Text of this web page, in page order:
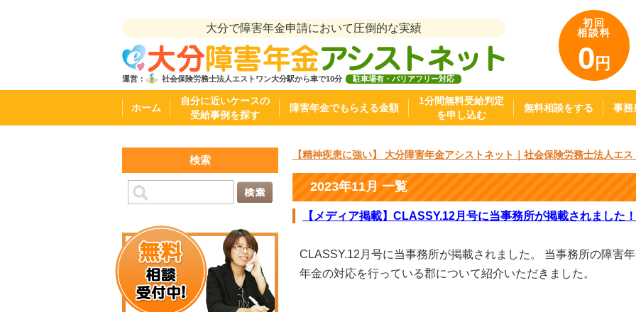
大分で障害年金申請において圧倒的な実績
運営： 社会保険労務士法人エストワン大分駅から車で10分 駐車場有・バリアフリー対応
初回
相談料
0 円
ホーム
自分に近いケースの
受給事例を探す
障害年金でもらえる金額
1分間無料受給判定
を申し込む
無料相談をする 事務
【精神疾患に強い】 大分障害年金アシストネット｜社会保険労務士法人エス
2023年11月 一覧
【メディア掲載】CLASSY.12月号に当事務所が掲載されました！
CLASSY.12月号に当事務所が掲載されました。 当事務所の障害
年金の対応を行っている郡について紹介いただきました。
検索